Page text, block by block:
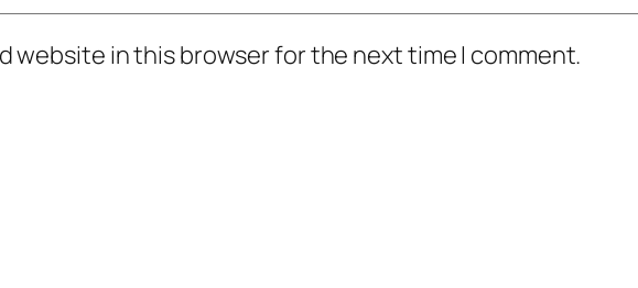
website in this browser for the next time I comment.